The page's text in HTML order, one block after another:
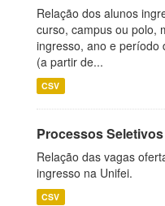
Relação dos alunos
curso, campus ou polo,
ingresso, ano e período
(a partir de...
CSV
Processos Seletivos
Relação das vagas
ingresso na Unifei.
CSV